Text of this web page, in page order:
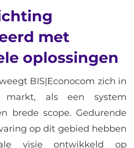
met
oplossingen
BIS|Econocom zich in
markt, als een system
brede scope. Gedurende
op dit gebied hebben
visie ontwikkeld op